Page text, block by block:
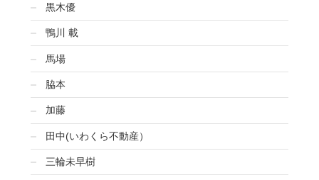
黒木優
鴨川 載
馬場
脇本
加藤
田中(いわくら不動産）
三輪未早樹